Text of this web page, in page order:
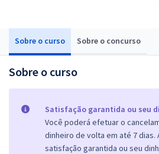
Sobre o curso Sobre o concurso
Sobre o curso
Satisfação garantida ou seu
Você poderá efetuar o
dinheiro de volta em até 7 dias.
satisfação garantida ou seu